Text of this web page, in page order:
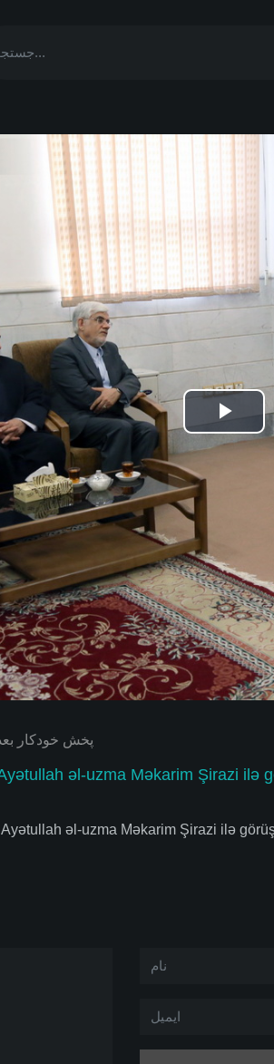
əl-uzma Məkarim Şirazi ilə
əl-uzma Məkarim Şirazi ilə